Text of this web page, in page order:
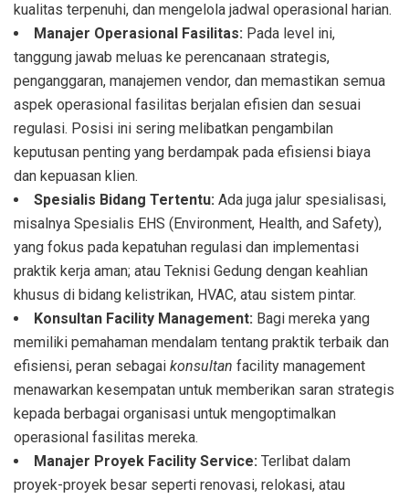
kualitas terpenuhi, dan mengelola jadwal operasional harian.
Manajer Operasional Fasilitas: Pada level ini,
tanggung jawab meluas ke perencanaan strategis,
penganggaran, manajemen vendor, dan memastikan semua
aspek operasional fasilitas berjalan efisien dan sesuai
regulasi. Posisi ini sering melibatkan pengambilan
keputusan penting yang berdampak pada efisiensi biaya
dan kepuasan klien.
Spesialis Bidang Tertentu: Ada juga jalur spesialisasi,
misalnya Spesialis EHS (Environment, Health, and Safety),
yang fokus pada kepatuhan regulasi dan implementasi
praktik kerja aman; atau Teknisi Gedung dengan keahlian
khusus di bidang kelistrikan, HVAC, atau sistem pintar.
Konsultan Facility Management: Bagi mereka yang
memiliki pemahaman mendalam tentang praktik terbaik dan
efisiensi, peran sebagai konsultan facility management
menawarkan kesempatan untuk memberikan saran strategis
kepada berbagai organisasi untuk mengoptimalkan
operasional fasilitas mereka.
Manajer Proyek Facility Service: Terlibat dalam
proyek-proyek besar seperti renovasi, relokasi, atau